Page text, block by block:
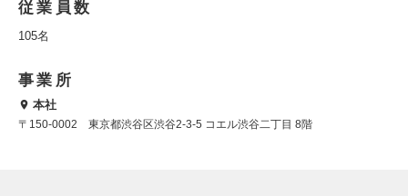
従業員数
105名
事業所
本社
〒150-0002 東京都渋谷区渋谷2-3-5 コエル渋谷二丁目 8階